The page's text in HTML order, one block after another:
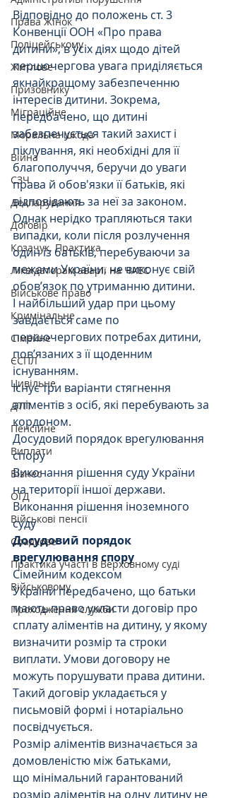
Права Жінок
Поліцейському
Житлове
Призовнику
Міграційне
Моральна шкода
Війна
СЗЧ
Декларування
Договір
Козачук. Практика
Ліквідаторам аварії на ЧАЕС
Військове право
Кримінальне
Сімейне
ЄСПЛ
Цивільне
ДТП
Пенсійне
Виплати
Бізнес
ОГД
Військові пенсії
Спадкове
Практика участі в Верховному суді
Військовому
Проходження служби
Відповідно до положень ст. 3
Конвенції ООН «Про права
дитини», в усіх діях щодо дітей
першочергова увага приділяється
якнайкращому забезпеченню
інтересів дитини. Зокрема,
передбачено, що дитині
забезпечується такий захист і
піклування, які необхідні для її
благополуччя, беручи до уваги
права й обов'язки її батьків, які
відповідають за неї за законом.
Однак нерідко трапляються таки
випадки, коли після розлучення
один із батьків, перебуваючи за
межами України, не виконує свій
обов’язок по утриманню дитини.
І найбільший удар при цьому
завдається саме по
першочергових потребах дитини,
пов’язаних з її щоденним
існуванням.
Існує три варіанти стягнення
аліментів з осіб, які перебувають за
кордоном.
Досудовий порядок врегулювання
спору
Виконання рішення суду України
на території іншої держави.
Виконання рішення іноземного
суду
Досудовий порядок
врегулювання спору
Сімейним кодексом
України передбачено, що батьки
мають право укласти договір про
сплату аліментів на дитину, у якому
визначити розмір та строки
виплати. Умови договору не
можуть порушувати права дитини.
Такий договір укладається у
письмовій формі і нотаріально
посвідчується.
Розмір аліментів визначається за
домовленістю між батьками,
що мінімальний гарантований
розмір аліментів на одну дитину не